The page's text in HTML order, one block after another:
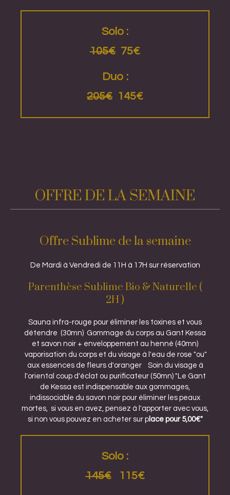
Solo :
105€ 75€
Duo :
205€ 145€
OFFRE DE LA SEMAINE
Offre Sublime de la semaine
De Mardi à Vendredi de 11H à 17H sur réservation
Parenthèse Sublime Bio & Naturelle (
2H )
Sauna infra-rouge pour éliminer les toxines et vous
détendre (30mn) Gommage du corps au Gant Kessa
et savon noir + enveloppement au henné (40mn)
vaporisation du corps et du visage à l'eau de rose "ou"
aux essences de fleurs d'oranger Soin du visage à
l'oriental coup d'éclat ou purificateur (50mn) "Le Gant
de Kessa est indispensable aux gommages,
indissociable du savon noir pour éliminer les peaux
mortes, si vous en avez, pensez à l'apporter avec vous,
si non vous pouvez en acheter sur place pour 5,00€"
Solo :
145€115€